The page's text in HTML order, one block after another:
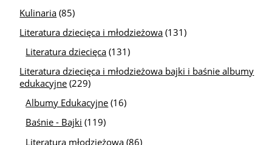
Kulinaria (85)
Literatura dziecięca i młodzieżowa (131)
Literatura dziecięca (131)
Literatura dziecięca i młodzieżowa bajki i baśnie albumy
edukacyjne (229)
Albumy Edukacyjne (16)
Baśnie - Bajki (119)
Literatura młodzieżowa (86)